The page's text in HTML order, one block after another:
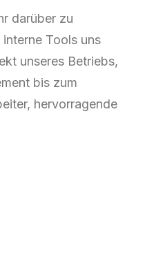
darüber zu
Tools uns
unseres Betriebs,
bis zum
hervorragende